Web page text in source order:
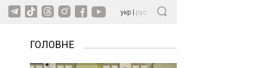
укр рус
ГОЛОВНЕ